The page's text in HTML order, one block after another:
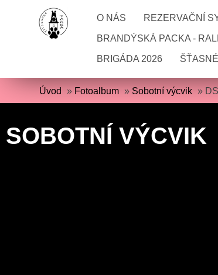
O NÁS REZERVAČNÍ
BRANDÝSKÁ PACKA -
BRIGÁDA 2026
Úvod » Fotoalbum » Sobotní výcvik »
SOBOTNÍ VÝCVIK